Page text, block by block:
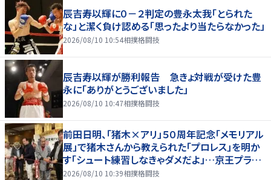
辰吉寿以輝に０－２判定の豊永太我「とられた
な」と潔く負け認める「思ったより当たらなかった」
2026/08/10 10:54相撲格闘技
辰吉寿以輝が勝利報告 急きょ対戦が受けた豊
永に「ありがとうございました」
2026/08/10 10:47相撲格闘技
前田日明、「猪木×アリ」５０周年記念「メモリアル
展」で猪木さんから教えられた「プロレス」を明か
す「シュート練習しなきゃダメだよ」…京王プラザ
ホテルで３１日まで
2026/08/10 10:39相撲格闘技